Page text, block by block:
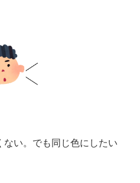
い。でも同じ色にしたい